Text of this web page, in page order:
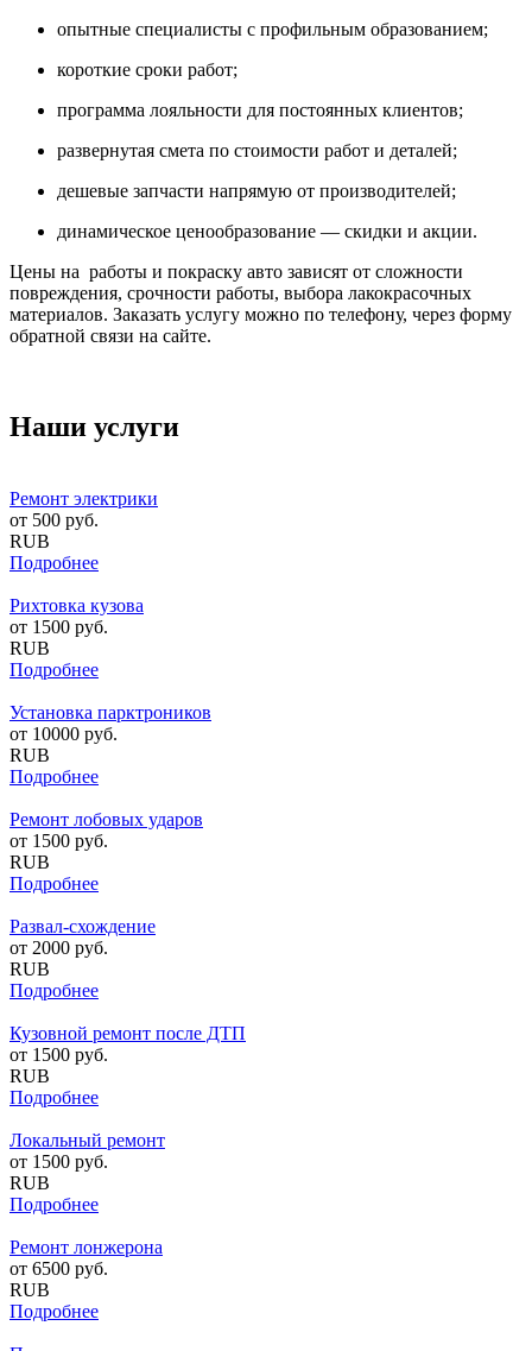
опытные специалисты с профильным образованием;
короткие сроки работ;
программа лояльности для постоянных клиентов;
развернутая смета по стоимости работ и деталей;
дешевые запчасти напрямую от производителей;
динамическое ценообразование — скидки и акции.
Цены на работы и покраску авто зависят от сложности
повреждения, срочности работы, выбора лакокрасочных
материалов. Заказать услугу можно по телефону, через форму
обратной связи на сайте.
Наши услуги
Ремонт электрики
от 500 руб.
RUB
Подробнее
Рихтовка кузова
от 1500 руб.
RUB
Подробнее
Установка парктроников
от 10000 руб.
RUB
Подробнее
Ремонт лобовых ударов
от 1500 руб.
RUB
Подробнее
Развал-схождение
от 2000 руб.
RUB
Подробнее
Кузовной ремонт после ДТП
от 1500 руб.
RUB
Подробнее
Локальный ремонт
от 1500 руб.
RUB
Подробнее
Ремонт лонжерона
от 6500 руб.
RUB
Подробнее